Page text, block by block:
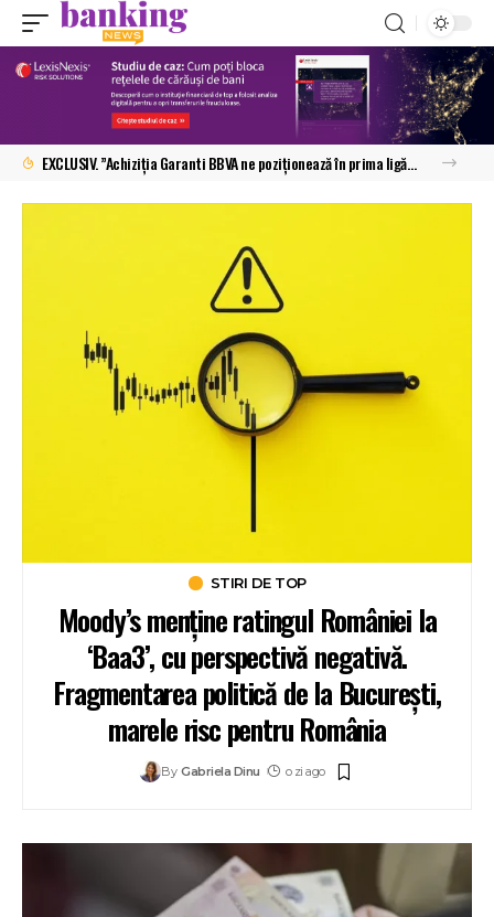
EXCLUSIV. ”Achiziția Garanti BBVA ne poziționează în prima ligă”. Zdenek Romanek detaliază planurile Raiffeisen Bank în România și anticipează viitorul: ”Băncile care vor conta cu adevărat vor fi cele la care clienții apelează pentru sfaturi, nu doar pentru tranzacții”
STIRI DE TOP
Moody’s menține ratingul României la
‘Baa3’, cu perspectivă negativă.
Fragmentarea politică de la București,
marele risc pentru România
By Gabriela Dinu o zi ago